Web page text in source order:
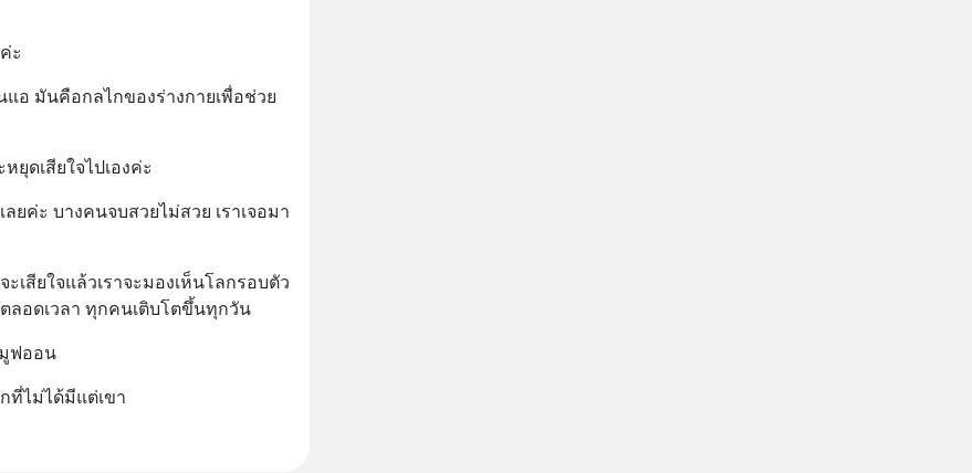
ะ
แอ มันคือกลไกของร่างกายเพื่อช่วย
ยุดเสียใจไปเองค่ะ
ยค่ะ บางคนจบสวยไม่สวย เราเจอมา
เสียใจแล้วเราจะมองเห็นโลกรอบตัว
ลอดเวลา ทุกคนเติบโตขึ้นทุกวัน
ฟออน
ที่ไม่ได้มีแต่เขา